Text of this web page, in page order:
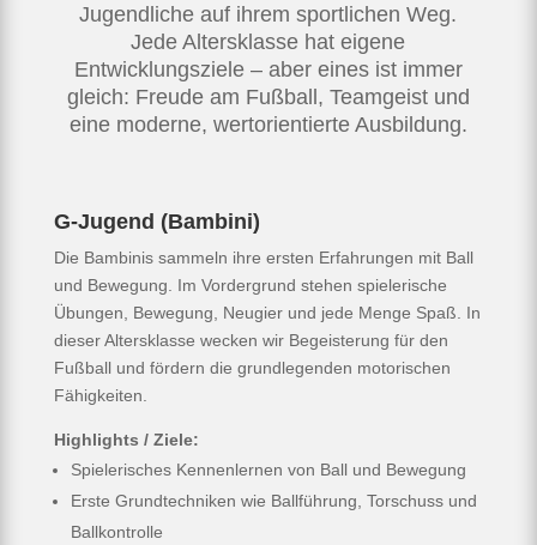
Jugendliche auf ihrem sportlichen Weg.
Jede Altersklasse hat eigene
Entwicklungsziele – aber eines ist immer
gleich: Freude am Fußball, Teamgeist und
eine moderne, wertorientierte Ausbildung.
G-Jugend (Bambini)
Die Bambinis sammeln ihre ersten Erfahrungen mit Ball
und Bewegung. Im Vordergrund stehen spielerische
Übungen, Bewegung, Neugier und jede Menge Spaß. In
dieser Altersklasse wecken wir Begeisterung für den
Fußball und fördern die grundlegenden motorischen
Fähigkeiten.
Highlights / Ziele:
Spielerisches Kennenlernen von Ball und Bewegung
Erste Grundtechniken wie Ballführung, Torschuss und
Ballkontrolle